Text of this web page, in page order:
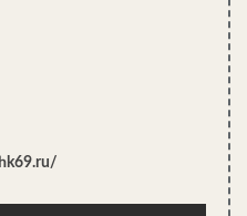
шин большого
из кирпичной